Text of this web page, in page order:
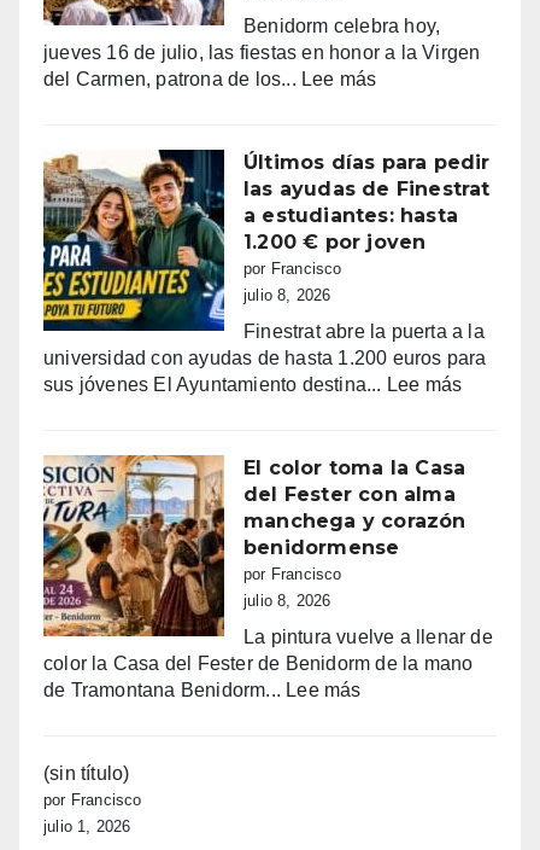
guerra
de
sombrillas
España
campeona
Benidorm celebra hoy,
jueves 16 de julio, las fiestas en honor a la Virgen
del Carmen, patrona de los... Lee más:
el
Día
del
Carmen
procesión
marinera
Últimos días para pedir
las ayudas de Finestrat
a estudiantes: hasta
1.200 € por joven
por Francisco
julio 8, 2026
Finestrat abre la puerta a la
universidad con ayudas de hasta 1.200 euros para
sus jóvenes El Ayuntamiento destina... Lee más:
para
las
hasta
El color toma la Casa
del Fester con alma
manchega y corazón
benidormense
por Francisco
julio 8, 2026
La pintura vuelve a llenar de
color la Casa del Fester de Benidorm de la mano
de Tramontana Benidorm... Lee más:
(sin título)
por Francisco
julio 1, 2026